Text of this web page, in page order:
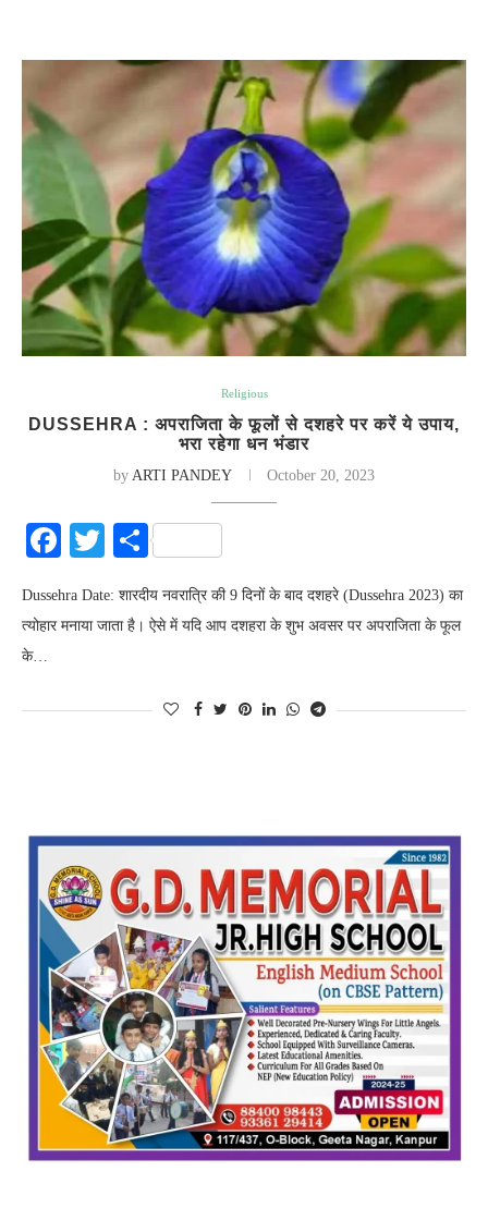
Religious
DUSSEHRA : अपराजिता के फूलों से दशहरे पर करें ये उपाय,
भरा रहेगा धन भंडार
by ARTI PANDEY October 20, 2023
Facebook
Twitter
Share
Dussehra Date: शारदीय नवरात्रि की 9 दिनों के बाद दशहरे (Dussehra 2023) का
त्योहार मनाया जाता है। ऐसे में यदि आप दशहरा के शुभ अवसर पर अपराजिता के फूल
के…